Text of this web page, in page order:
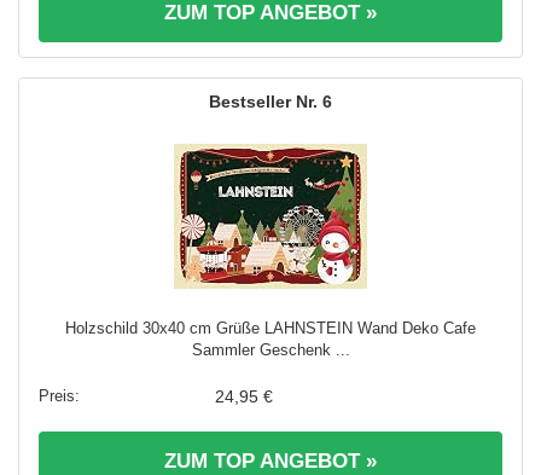
ZUM TOP ANGEBOT »
6
Holzschild 30x40 cm Grüße LAHNSTEIN Wand Deko Cafe
Sammler Geschenk ...
24,95 €
ZUM TOP ANGEBOT »